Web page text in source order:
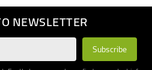
NEWSLETTER